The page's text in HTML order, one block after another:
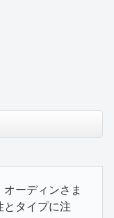
ーディンさま
とタイプに注